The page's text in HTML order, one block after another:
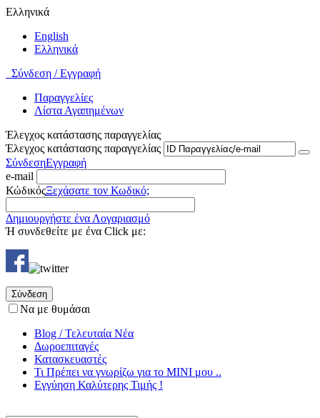
Ελληνικά
English
Ελληνικά
Σύνδεση / Εγγραφή
Παραγγελίες
Λίστα Αγαπημένων
Έλεγχος κατάστασης παραγγελίας
Έλεγχος κατάστασης παραγγελίας
ΣύνδεσηΕγγραφή
e-mail
ΚώδικόςΞεχάσατε τον Κωδικό;
Δημιουργήστε ένα Λογαριασμό
Ή συνδεθείτε με ένα Click με:
Σύνδεση
Να με θυμάσαι
Blog / Τελευταία Νέα
Δωροεπιταγές
Κατασκευαστές
Τι Πρέπει να γνωρίζω για το MΙΝΙ μου ..
Εγγύηση Καλύτερης Τιμής !